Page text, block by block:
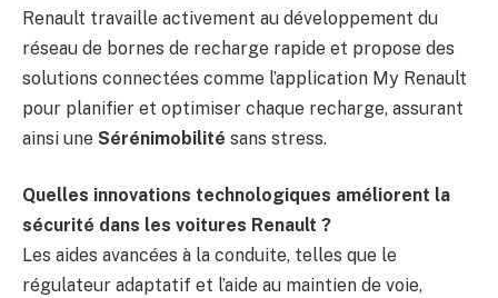
Renault travaille activement au développement du
réseau de bornes de recharge rapide et propose des
solutions connectées comme l’application My Renault
pour planifier et optimiser chaque recharge, assurant
ainsi une Sérénimobilité sans stress.
Quelles innovations technologiques améliorent la
sécurité dans les voitures Renault ?
Les aides avancées à la conduite, telles que le
régulateur adaptatif et l’aide au maintien de voie,